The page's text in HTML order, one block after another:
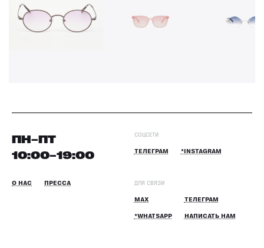
ПН–ПТ
10:00–19:00
О НАС ПРЕССА
СОЦСЕТИ
ТЕЛЕГРАМ *INSTAGRAM
ДЛЯ СВЯЗИ
MAX ТЕЛЕГРАМ
*WHATSAPP НАПИСАТЬ НАМ